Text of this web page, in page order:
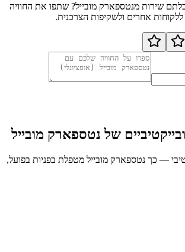
שירות מנטספארק מובייל? שתפו את החוויה
אחרים ולשקיפות הצרכנית.
של נטספארק מובייל
— כך נטספארק מובייל מטפלת בפניות בפועל,